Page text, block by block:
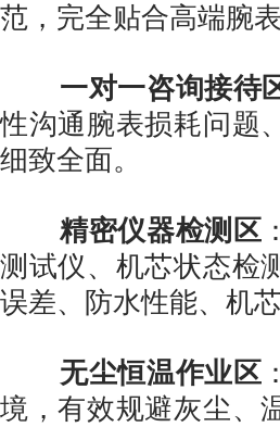
范，完全贴合高端腕
一对一咨询接待
性沟通腕表损耗问题
细致全面。
精密仪器检测区
测试仪、机芯状态检
误差、防水性能、机
无尘恒温作业区
境，有效规避灰尘、